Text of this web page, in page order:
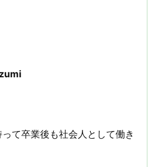
て卒業後も社会人として働き